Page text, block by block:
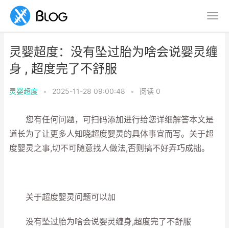
灵婴超度：没有坠过胎为啥会说婴灵缠
身 , 超度完了不舒服
灵婴超度 • 2025-11-28 09:00:48 • 阅读 0
您有任何问题，可扫码添加进行给您详细解答本文是
道长为了让更多人知晓超度婴灵的具体事宜而写。关于超
度婴灵之事,切不可随意找人做法,否则搞不好弄巧成拙。
关于超度婴灵问题可以加
没有坠过胎为啥会说婴灵缠身,超度完了不舒服